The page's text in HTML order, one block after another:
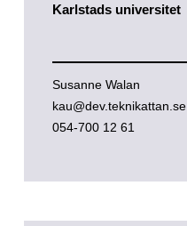
Karlstads universitet
Susanne Walan
kau@dev.teknikattan.se
054-700 12 61